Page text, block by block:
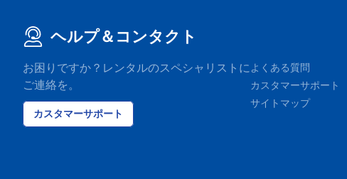
ヘルプ＆コンタクト
お困りですか？レンタルのスペシャリストに
ご連絡を。
カスタマーサポート
よくある質問
カスタマーサポート
サイトマップ